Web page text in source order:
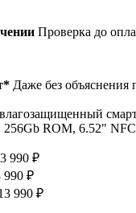
Проверка до
Даже без объяснения
ROM, 6.52" NFC
990 ₽
990 ₽
990 ₽